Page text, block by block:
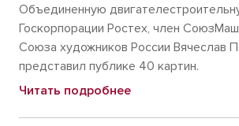
Объединенную
Госкорпорации Ростех, член
Союза художников России Вячеслав
представил публике 40 картин.
Читать подробнее